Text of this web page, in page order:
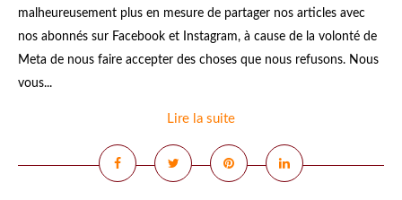
malheureusement plus en mesure de partager nos articles avec
nos abonnés sur Facebook et Instagram, à cause de la volonté de
Meta de nous faire accepter des choses que nous refusons. Nous
vous...
Lire la suite